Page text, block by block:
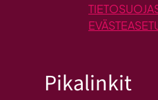
Pikalinkit